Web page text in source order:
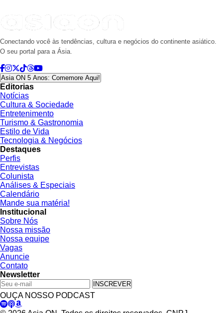
Conectando você às tendências, cultura e negócios do continente asiático.
O seu portal para a Ásia.
Asia ON 5 Anos: Comemore Aqui!
Editorias
Notícias
Cultura & Sociedade
Entretenimento
Turismo & Gastronomia
Estilo de Vida
Tecnologia & Negócios
Destaques
Perfis
Entrevistas
Colunista
Análises & Especiais
Calendário
Mande sua matéria!
Institucional
Sobre Nós
Nossa missão
Nossa equipe
Vagas
Anuncie
Contato
Newsletter
INSCREVER
OUÇA NOSSO PODCAST